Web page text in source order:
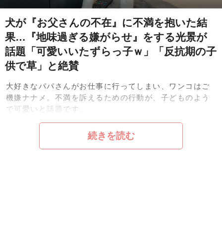
犬が『お父さんの不在』に不満を抱いた結
果…『地味過ぎる嫌がらせ』をする光景が
話題「可愛いいたずらっ子ｗ」「反抗期の子
供で草」と絶賛
大好きなパパさんがお仕事に行ってしまい、ワンコはご
機嫌ナナメ。不満を訴えるための行動が、子どものよう
で可愛いと話題です。
続きを読む